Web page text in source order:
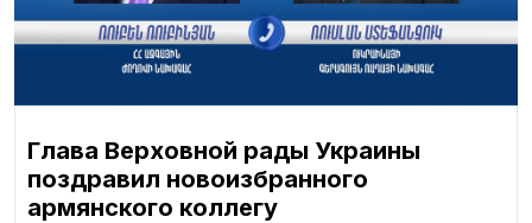
Глава Верховной рады Украины
поздравил новоизбранного
армянского коллегу